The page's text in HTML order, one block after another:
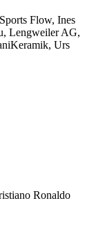
Flow, Ines
Lengweiler AG,
Urs
Ronaldo